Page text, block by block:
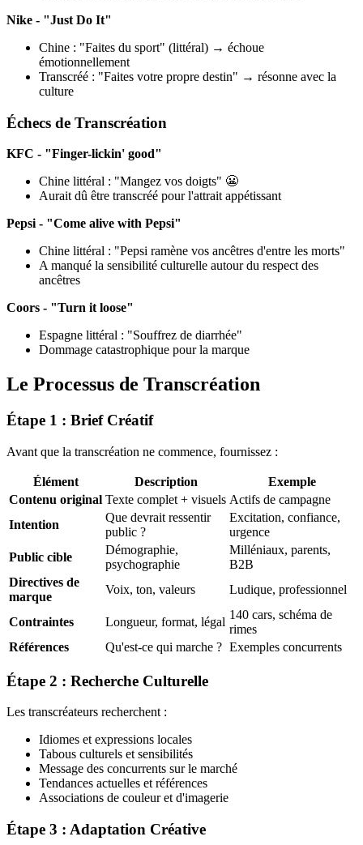
Nike - "Just Do It"
Chine : "Faites du sport" (littéral) → échoue
émotionnellement
Transcréé : "Faites votre propre destin" → résonne avec la
culture
Échecs de Transcréation
KFC - "Finger-lickin' good"
Chine littéral : "Mangez vos doigts" 😬
Aurait dû être transcréé pour l'attrait appétissant
Pepsi - "Come alive with Pepsi"
Chine littéral : "Pepsi ramène vos ancêtres d'entre les morts"
A manqué la sensibilité culturelle autour du respect des
ancêtres
Coors - "Turn it loose"
Espagne littéral : "Souffrez de diarrhée"
Dommage catastrophique pour la marque
Le Processus de Transcréation
Étape 1 : Brief Créatif
Avant que la transcréation ne commence, fournissez :
Élément Description
Exemple
Contenu original Texte complet + visuels Actifs de campagne
Intention
Que devrait ressentir
public ?
Excitation, confiance,
urgence
Public cible
Démographie,
psychographie
Milléniaux, parents,
B2B
Directives de
marque
Voix, ton, valeurs Ludique, professionnel
Contraintes Longueur, format, légal
140 cars, schéma de
rimes
Références
Qu'est-ce qui marche ? Exemples concurrents
Étape 2 : Recherche Culturelle
Les transcréateurs recherchent :
Idiomes et expressions locales
Tabous culturels et sensibilités
Message des concurrents sur le marché
Tendances actuelles et références
Associations de couleur et d'imagerie
Étape 3 : Adaptation Créative